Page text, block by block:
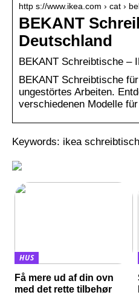
http s://www.ikea.com › cat ›
BEKANT
Deutschland
BEKANT Schreibtische –
BEKANT Schreibtische
ungestörtes Arbeiten.
verschiedenen Modelle
Keywords: ikea schreibtisch
HUS
Få mere ud af din ovn
med det rette tilbehør